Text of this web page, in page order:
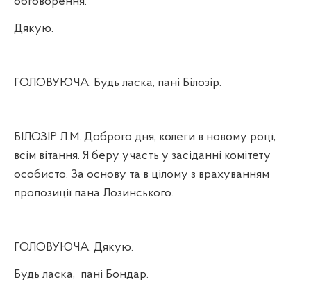
Дякую.
ГОЛОВУЮЧА. Будь ласка, пані Білозір.
БІЛОЗІР Л.М. Доброго дня, колеги в новому році,
всім вітання. Я беру участь у засіданні комітету
особисто. За основу та в цілому з врахуванням
пропозиції пана Лозинського.
ГОЛОВУЮЧА. Дякую.
Будь ласка, пані Бондар.